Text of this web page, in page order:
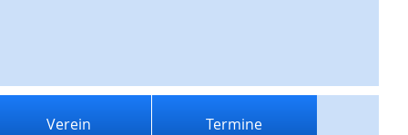
Verein Termine